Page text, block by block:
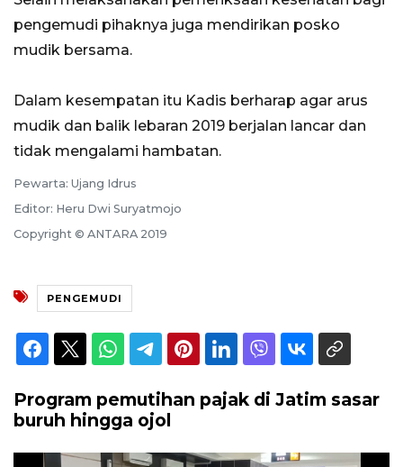
pengemudi pihaknya juga mendirikan posko
mudik bersama.
Dalam kesempatan itu Kadis berharap agar arus
mudik dan balik lebaran 2019 berjalan lancar dan
tidak mengalami hambatan.
Pewarta: Ujang Idrus
Editor: Heru Dwi Suryatmojo
Copyright © ANTARA 2019
PENGEMUDI
Program pemutihan pajak di Jatim sasar
buruh hingga ojol